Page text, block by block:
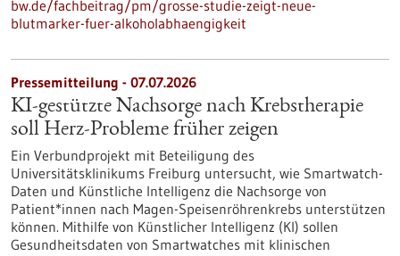
bw.de/fachbeitrag/pm/grosse-studie-zeigt-neue-
blutmarker-fuer-alkoholabhaengigkeit
Pressemitteilung - 07.07.2026
KI-gestützte Nachsorge nach Krebstherapie
soll Herz-Probleme früher zeigen
Ein Verbundprojekt mit Beteiligung des
Universitätsklinikums Freiburg untersucht, wie Smartwatch-
Daten und Künstliche Intelligenz die Nachsorge von
Patient*innen nach Magen-Speisenröhrenkrebs unterstützen
können. Mithilfe von Künstlicher Intelligenz (KI) sollen
Gesundheitsdaten von Smartwatches mit klinischen